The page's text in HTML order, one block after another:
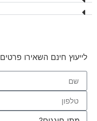
לייעוץ חינם השאירו פרטים